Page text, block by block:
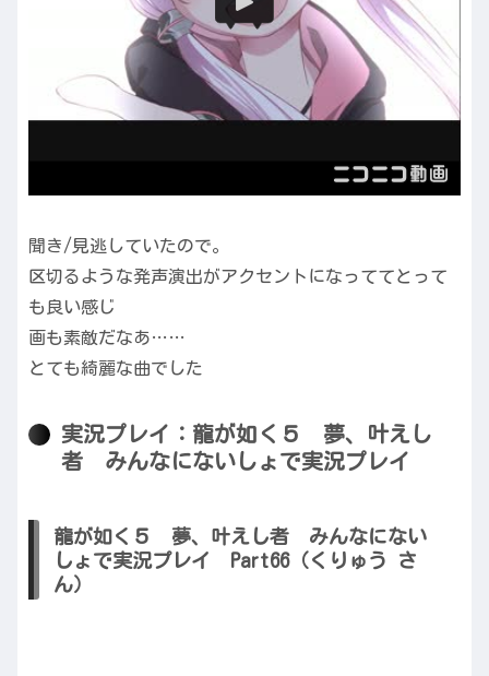
聞き/見逃していたので。
区切るような発声演出がアクセントになっててとって
も良い感じ
画も素敵だなあ……
とても綺麗な曲でした
実況プレイ：龍が如く５ 夢、叶えし
者 みんなにないしょで実況プレイ
龍が如く５ 夢、叶えし者 みんなにない
しょで実況プレイ Part66（くりゅう さ
ん）